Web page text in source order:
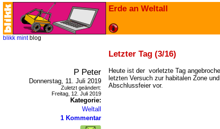
Erde an Weltall
blikk mint blog
Letzter Tag (3/16)
P Peter
Donnerstag, 11. Juli 2019
Zuletzt geändert:
Freitag, 12. Juli 2019
Kategorie:
Weltall
1 Kommentar
Heute ist der vorletzte Tag
letzten Versuch zur habitalen Zone
Abschlussfeier vor.